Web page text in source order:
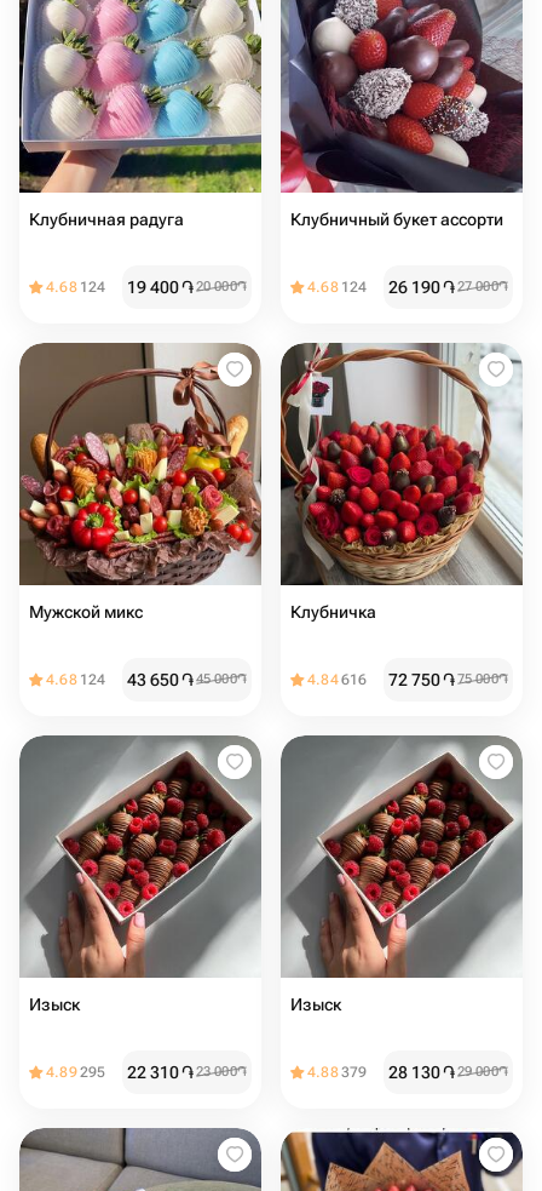
Клубничная радуга
4.68 124 19 400֏20 000֏
Клубничный букет ассорти
4.68 124 26 190֏27 000֏
Мужской микс
4.68 124 43 650֏45 000֏
Клубничка
4.84616 72 750֏75 000֏
Изыск
4.89295 22 310֏23 000֏
Изыск
4.88379 28 130֏29 000֏